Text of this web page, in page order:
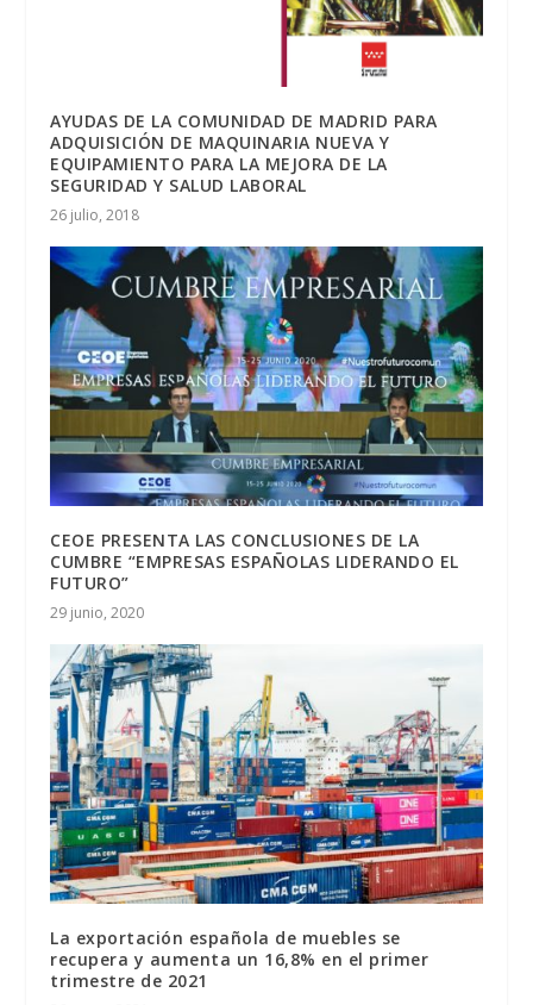
AYUDAS DE LA COMUNIDAD DE MADRID PARA
ADQUISICIÓN DE MAQUINARIA NUEVA Y
EQUIPAMIENTO PARA LA MEJORA DE LA
SEGURIDAD Y SALUD LABORAL
26 julio, 2018
CEOE PRESENTA LAS CONCLUSIONES DE LA
CUMBRE “EMPRESAS ESPAÑOLAS LIDERANDO EL
FUTURO”
29 junio, 2020
La exportación española de muebles se
recupera y aumenta un 16,8% en el primer
trimestre de 2021